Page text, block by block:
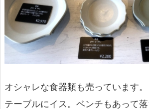
オシャレな食器類も売っています。
テーブルにイス。ベンチもあって